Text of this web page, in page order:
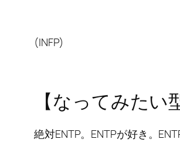
(INFP)
【なってみたい
絶対ENTP。ENTPが好き。